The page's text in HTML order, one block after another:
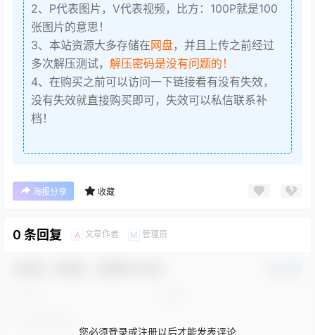
2、P代表图片，V代表视频，比方：100P就是100
张图片的意思！
3、本站资源大多存储在网盘，并且上传之前经过
多次解压测试， 解压密码是没有问题的！
4、在购买之前可以访问一下链接看有没有失效，
没有失效就直接购买即可，失效可以私信联系补
档！
海报分享 收藏
0 条回复 A 文章作者 M 管理员
您必须登录或注册以后才能发表评论